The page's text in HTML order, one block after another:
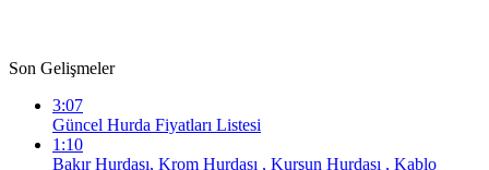
Son Gelişmeler
3:07
Güncel Hurda Fiyatları Listesi
1:10
Bakır Hurdası, Krom Hurdası , Kurşun Hurdası , Kablo